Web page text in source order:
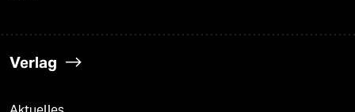
Verlag